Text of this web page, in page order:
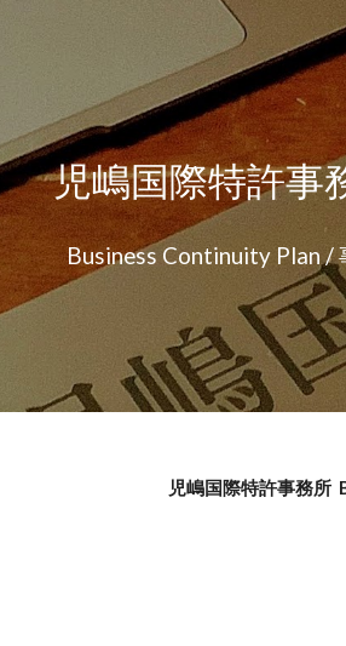
to main content
児嶋国際特許事
Business Continuity Plan /
児嶋国際特許事務所